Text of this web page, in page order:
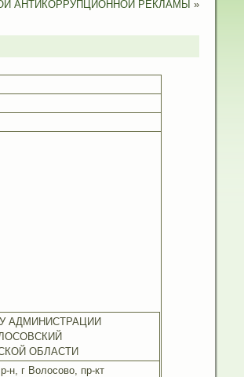
АНТИКОРРУПЦИОННОЙ РЕКЛАМЫ »
АДМИНИСТРАЦИИ
ОБЛАСТИ
н, г Волосово, пр-кт